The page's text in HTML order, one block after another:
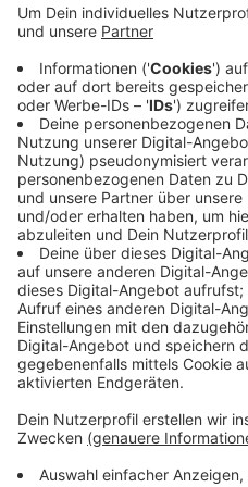
Rohstoffe, zu viel
dem Arbeitsmarkt: Bei
Drittel der befragten
Zeit Stellen abzubauen.
Prozent rechnen damit,
kommenden Monaten
Veröffentlicht:Mittwoch,
Anzeige